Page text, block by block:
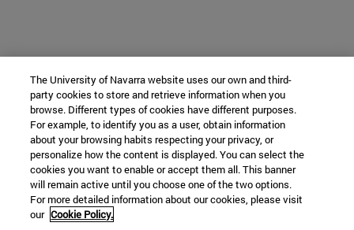
The University of Navarra website uses our own and third-
party cookies to store and retrieve information when you
browse. Different types of cookies have different purposes.
For example, to identify you as a user, obtain information
about your browsing habits respecting your privacy, or
personalize how the content is displayed. You can select the
cookies you want to enable or accept them all. This banner
will remain active until you choose one of the two options.
For more detailed information about our cookies, please visit
our Cookie Policy.